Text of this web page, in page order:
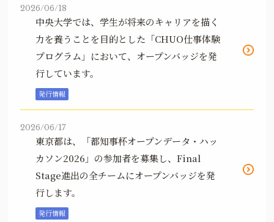
2026/06/18
中央大学では、学生が将来のキャリアを描く
力を養うことを目的とした「CHUO仕事体験
プログラム」において、オープンバッジを発
行しています。
発行情報
2026/06/17
東京都は、「都知事杯オープンデータ・ハッ
カソン2026」の参加者を募集し、Final
Stage進出の全チームにオープンバッジを発
行します。
発行情報